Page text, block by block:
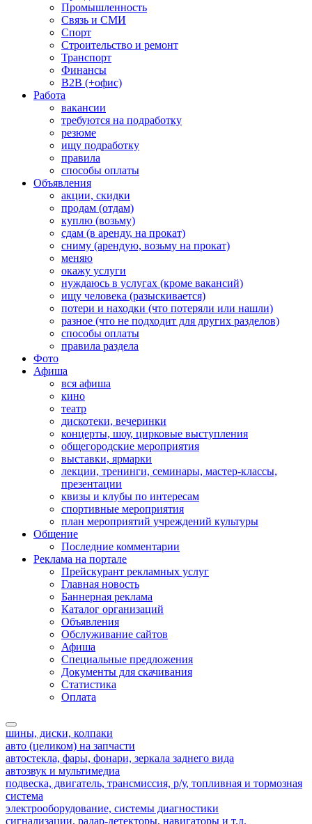
Промышленность
Связь и СМИ
Спорт
Строительство и ремонт
Транспорт
Финансы
B2B (+офис)
Работа
вакансии
требуются на подработку
резюме
ищу подработку
правила
способы оплаты
Объявления
акции, скидки
продам (отдам)
куплю (возьму)
сдам (в аренду, на прокат)
сниму (арендую, возьму на прокат)
меняю
окажу услуги
нуждаюсь в услугах (кроме вакансий)
ищу человека (разыскивается)
потери и находки (что потеряли или нашли)
разное (что не подходит для других разделов)
способы оплаты
правила раздела
Фото
Афиша
вся афиша
кино
театр
дискотеки, вечеринки
концерты, шоу, цирковые выступления
общегородские мероприятия
выставки, ярмарки
лекции, тренинги, семинары, мастер-классы,
презентации
квизы и клубы по интересам
спортивные мероприятия
план мероприятий учреждений культуры
Общение
Последние комментарии
Реклама на портале
Прейскурант рекламных услуг
Главная новость
Баннерная реклама
Каталог организаций
Объявления
Обслуживание сайтов
Афиша
Специальные предложения
Документы для скачивания
Статистика
Оплата
шины, диски, колпаки
авто (целиком) на запчасти
автостекла, фары, фонари, зеркала заднего вида
автозвук и мультимедиа
подвеска, двигатель, трансмиссия, р/у, топливная и тормозная
система
электрооборудование, системы диагностики
сигнализации, радар-детекторы, навигаторы и т.д.